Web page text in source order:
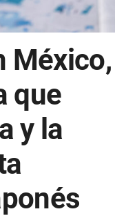
México,
que
y la